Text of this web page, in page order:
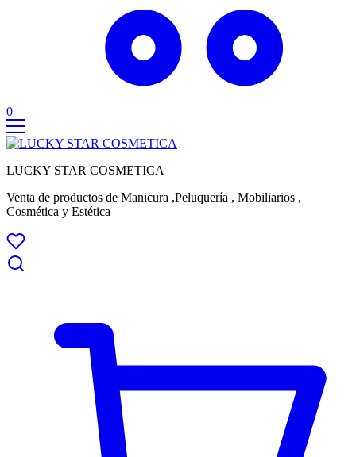
0
LUCKY STAR COSMETICA
Venta de productos de Manicura ,Peluquería , Mobiliarios ,
Cosmética y Estética